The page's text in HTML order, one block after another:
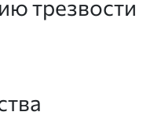
трезвости